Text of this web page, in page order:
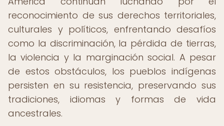
reconocimiento de sus derechos territoriales,
culturales y políticos, enfrentando desafíos
como la discriminación, la pérdida de tierras,
la violencia y la marginación social. A pesar
de estos obstáculos, los pueblos indígenas
persisten en su resistencia, preservando sus
tradiciones, idiomas y formas de vida
ancestrales.